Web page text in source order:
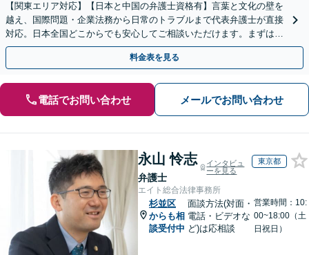
【関東エリア対応】【日本と中国の弁護士資格有】言葉と文化の壁を
越え、国際問題・企業法務から日常のトラブルまで代表弁護士が直接
対応。日本全国どこからでも安心してご相談いただけます。まずは一
歩を踏み出してみませんか。【初回相談無料】
料金表を見る
電話でお問い合わせ メールでお問い合わせ
永山 怜志
弁護士
インタビュ
ーを見る
東京都
エイト総合法律事務所
杉並区
からも相
談受付中
面談方法(対面・
電話・ビデオな
ど)は応相談
営業時間：10:
00~18:00（土
日祝日）